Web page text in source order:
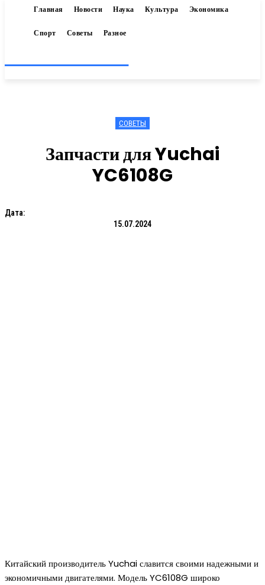
Главная Новости Наука Культура Экономика
Спорт Советы Разное
СОВЕТЫ
Запчасти для Yuchai
YC6108G
Дата:
15.07.2024
Китайский производитель Yuchai славится своими надежными и
экономичными двигателями. Модель YC6108G широко